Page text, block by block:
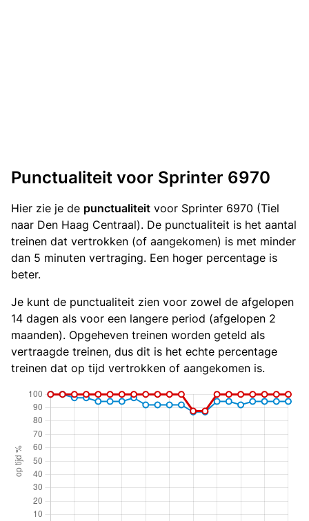
Punctualiteit voor Sprinter 6970
Hier zie je de punctualiteit voor Sprinter 6970 (Tiel
naar Den Haag Centraal). De punctualiteit is het aantal
treinen dat vertrokken (of aangekomen) is met minder
dan 5 minuten vertraging. Een hoger percentage is
beter.
Je kunt de punctualiteit zien voor zowel de afgelopen
14 dagen als voor een langere period (afgelopen 2
maanden). Opgeheven treinen worden geteld als
vertraagde treinen, dus dit is het echte percentage
treinen dat op tijd vertrokken of aangekomen is.